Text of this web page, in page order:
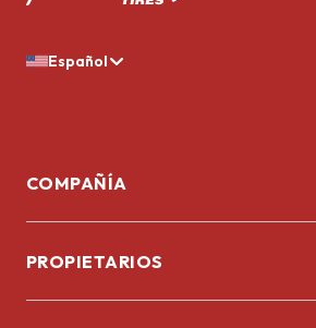
Español
COMPAÑÍA
PROPIETARIOS